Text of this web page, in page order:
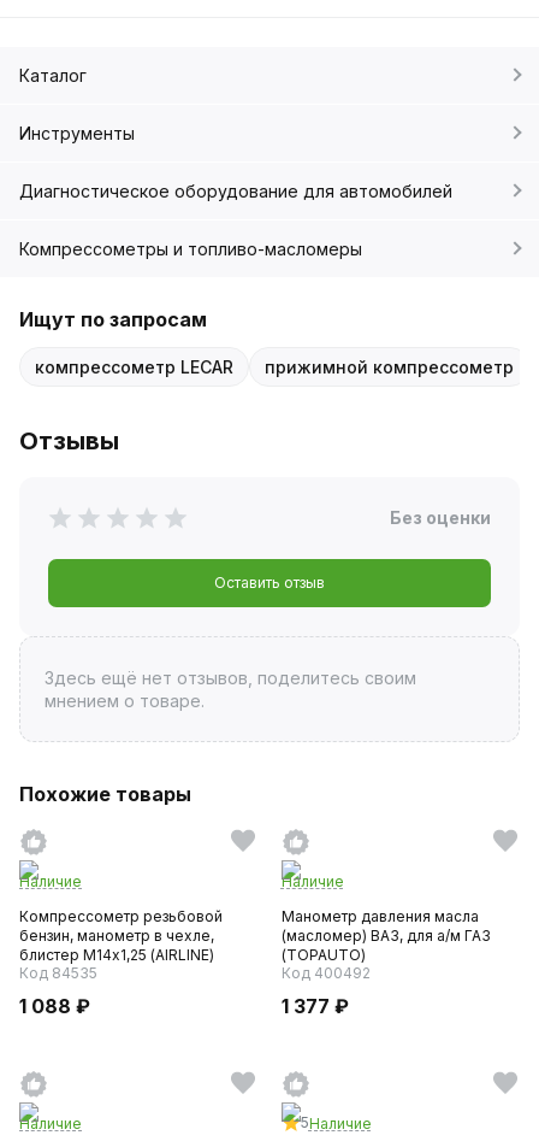
Каталог
Инструменты
Диагностическое оборудование для автомобилей
Компрессометры и топливо-масломеры
Ищут по запросам
компрессометр LECAR прижимной компрессометр
Отзывы
Без оценки
Оставить отзыв
Здесь ещё нет отзывов, поделитесь своим
мнением о товаре.
Похожие товары
Наличие
Компрессометр резьбовой
бензин, манометр в чехле,
блистер М14х1,25 (AIRLINE)
Код 84535
1 088 ₽
Наличие
Манометр давления масла
(масломер) ВАЗ, для а/м ГАЗ
(TOPAUTO)
Код 400492
1 377 ₽
Наличие
5Наличие